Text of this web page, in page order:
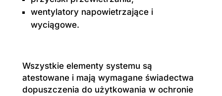
wentylatory napowietrzające i
wyciągowe.
Wszystkie elementy systemu są
atestowane i mają wymagane świadectwa
dopuszczenia do użytkowania w ochronie